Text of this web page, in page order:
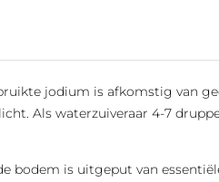
jodium is afkomstig van
Als waterzuiveraar 4-7
bodem is uitgeput van